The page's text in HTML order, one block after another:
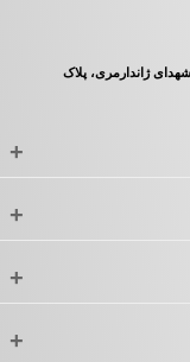
ژاندارمری، پلاک
+
+
+
+